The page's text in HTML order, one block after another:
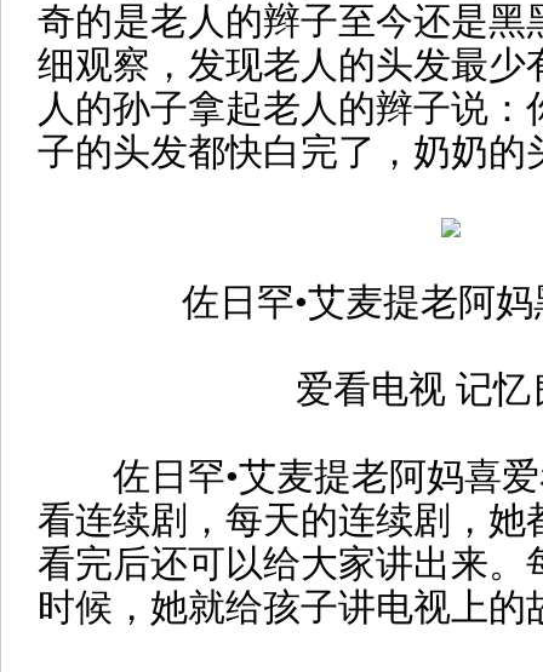
奇的是老人的辫子至今还是黑
细观察，发现老人的头发最少
人的孙子拿起老人的辫子说
子的头发都快白完了，奶奶的
佐日罕•艾麦提老阿
爱看电视 记忆
佐日罕•艾麦提老阿妈喜爱
看连续剧，每天的连续剧，她
看完后还可以给大家讲出来。
时候，她就给孩子讲电视上的